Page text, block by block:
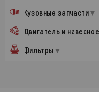
Кузовные запчасти
Двигатель и навесное
Фильтры